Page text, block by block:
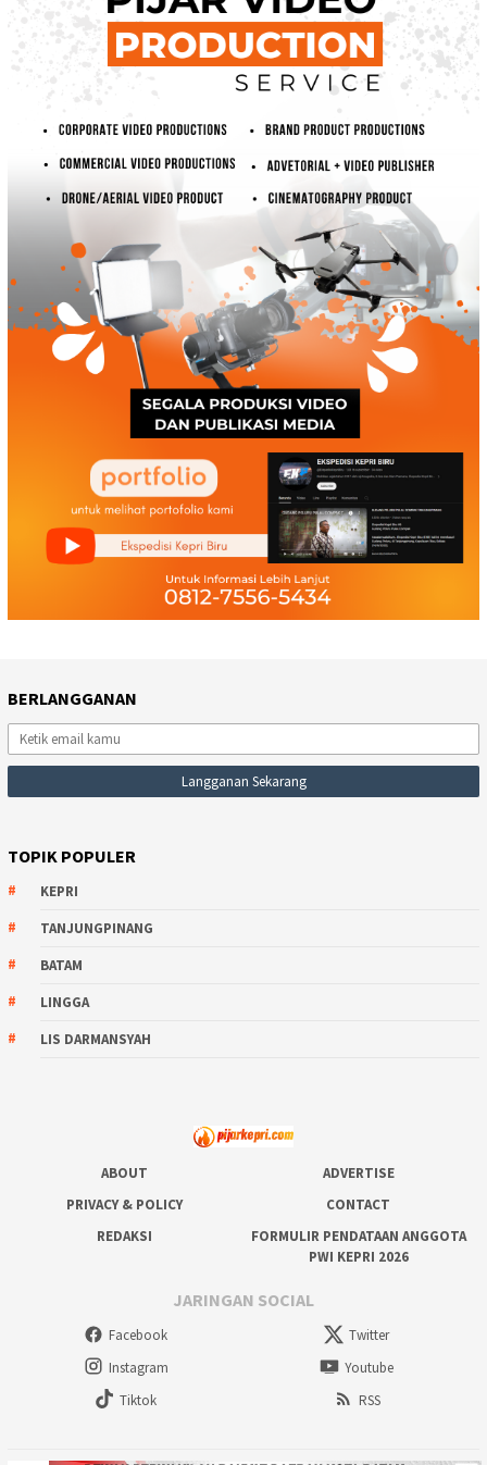
BERLANGGANAN
TOPIK POPULER
KEPRI
TANJUNGPINANG
BATAM
LINGGA
LIS DARMANSYAH
ABOUT
ADVERTISE
PRIVACY & POLICY
CONTACT
REDAKSI
FORMULIR PENDATAAN ANGGOTA
PWI KEPRI 2026
JARINGAN SOCIAL
Facebook
Twitter
Instagram
Youtube
Tiktok
RSS